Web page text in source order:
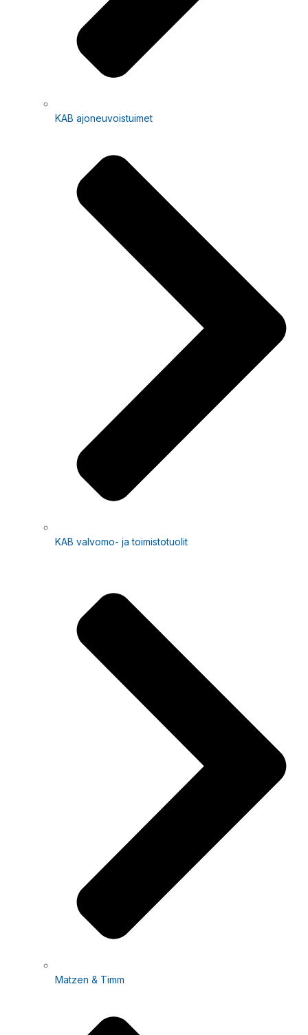
KAB ajoneuvoistuimet
KAB valvomo- ja toimistotuolit
Matzen & Timm